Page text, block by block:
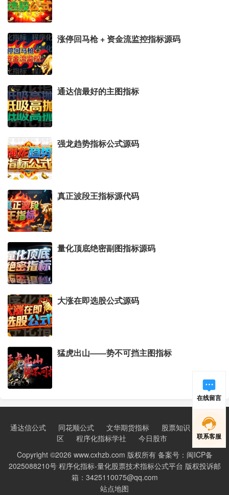
涨停回马枪 + 资金流监控指标源码
通达信最好的主图指标
强龙趋势指标公式源码
真正波段王指标源代码
量化顶底绝密副图指标源码
大涨在即选股公式源码
猛虎出山——势不可挡主图指标
通达信公式 同花顺公式 文华期货指标 股票知识
新手学
区
程序化指标学社
今日股市
Copyright ©2026 www.cxhzb.com 版权所有 备案号：闽ICP备
2025088210号 程序化指标-量化股票技术指标公式平台 版权投诉邮
箱：3425110075@qq.com
站点地图
在线留言
联系客服